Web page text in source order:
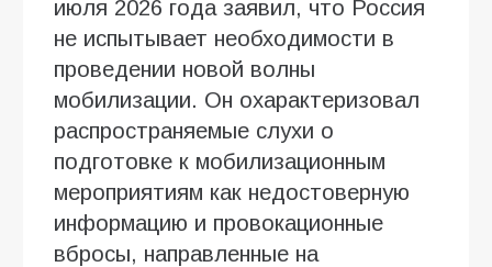
июля 2026 года заявил, что Россия
не испытывает необходимости в
проведении новой волны
мобилизации. Он охарактеризовал
распространяемые слухи о
подготовке к мобилизационным
мероприятиям как недостоверную
информацию и провокационные
вбросы, направленные на